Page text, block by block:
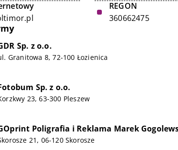
REGON
360662475
Sp. z o.o.
Granitowa 8, 72-100 Łozienica
Sp. z o.o.
23, 63-300 Pleszew
Poligrafia i Reklama Marek
21, 06-120 Skorosze